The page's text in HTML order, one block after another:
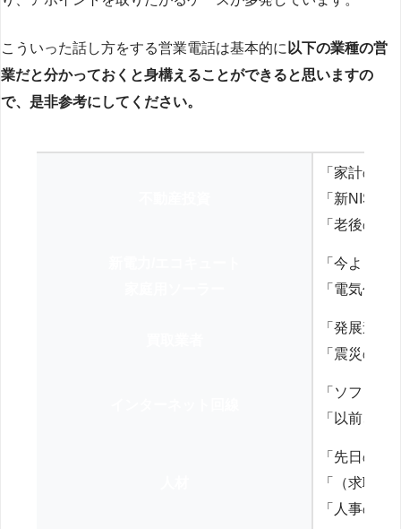
こういった話し方をする営業電話は基本的に 以下の業種の営
業だと分かっておくと身構えることができると思いますの
で、是非参考にしてください。
「家計の見
「新NISA
「老後の
「今より
「電気代を
「発展途
「震災の
「ソフト
「以前、
「先日の
「（求職
「人事の方